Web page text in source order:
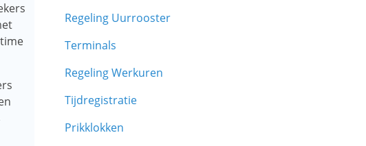
Regeling Uurrooster
Terminals
Regeling Werkuren
Tijdregistratie
Prikklokken